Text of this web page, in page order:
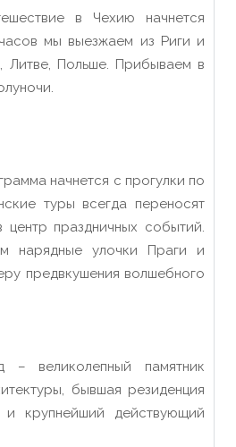
в Чехию начнется
мы выезжаем из Риги и
Литве, Польше. Прибываем в
начнется с прогулки по
туры всегда переносят
центр праздничных событий.
нарядные улочки Праги и
предвкушения волшебного
великолепный памятник
бывшая резиденция
крупнейший действующий